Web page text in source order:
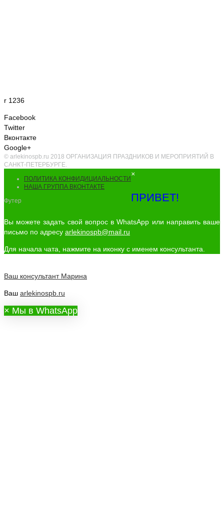
r 1236
Facebook
Twitter
Вконтакте
Google+
© arlekinospb.ru 2018 ОРГАНИЗАЦИЯ ПРАЗДНИКОВ И МЕРОПРИЯТИЙ В
САНКТ-ПЕТЕРБУРГЕ.
ПОЛИТИКА КОНФИДИЦИАЛЬНОСТИ
НАША ГРУППА ВКОНТАКТЕ
Футер
×
ПРИВЕТ!
Вы можете задать свой вопрос в WhatsApp или направить ваше
письмо по адресу arlekinospb@mail.ru
Для начала чата, нажмите на иконку с именем консультанта.
Ваш консультант Марина
Ваш arlekinospb.ru
× Мы в WhatsApp